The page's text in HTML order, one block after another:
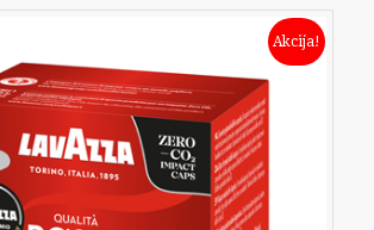
Akcija!